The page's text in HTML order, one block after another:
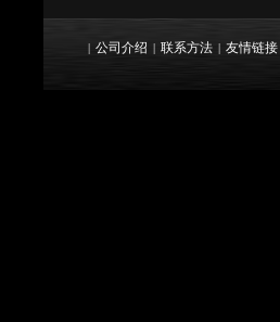
| 公司介绍 | 联系方法 | 友情链接